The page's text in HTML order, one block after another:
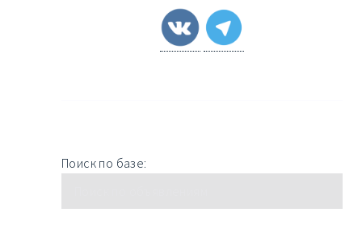
Поиск по базе: